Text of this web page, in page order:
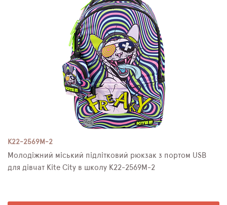
K22-2569M-2
Молодіжний міський підлітковий рюкзак з портом USB
для дівчат Kite City в школу K22-2569M-2